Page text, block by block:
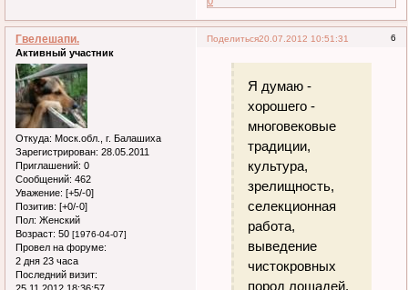
Поделиться 6
20.07.2012 10:51:31
Гвелешапи.
Активный участник
Откуда: Моск.обл., г. Балашиха
Зарегистрирован: 28.05.2011
Приглашений: 0
Сообщений: 462
Уважение: [+5/-0]
Позитив: [+0/-0]
Пол: Женский
Возраст: 50 [1976-04-07]
Провел на форуме:
2 дня 23 часа
Последний визит:
Я думаю -
хорошего -
многовековые
традиции,
культура,
зрелищность,
селекционная
работа,
выведение
чистокровных
пород лошадей.